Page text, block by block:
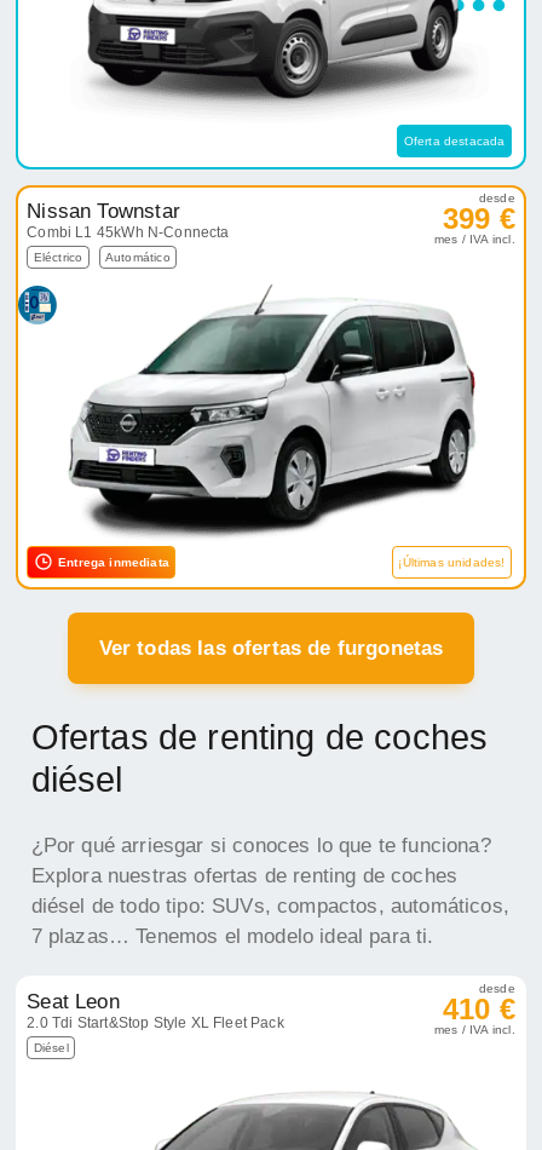
Oferta destacada
Nissan Townstar
Combi L1 45kWh N-Connecta
Eléctrico Automático
desde
399 €
mes / IVA incl.
Entrega inmediata ¡Últimas unidades!
Ver todas las ofertas de furgonetas
Ofertas de renting de coches
diésel
¿Por qué arriesgar si conoces lo que te funciona?
Explora nuestras ofertas de renting de coches
diésel de todo tipo: SUVs, compactos, automáticos,
7 plazas… Tenemos el modelo ideal para ti.
Seat Leon
2.0 Tdi Start&Stop Style XL Fleet Pack
Diésel
desde
410 €
mes / IVA incl.